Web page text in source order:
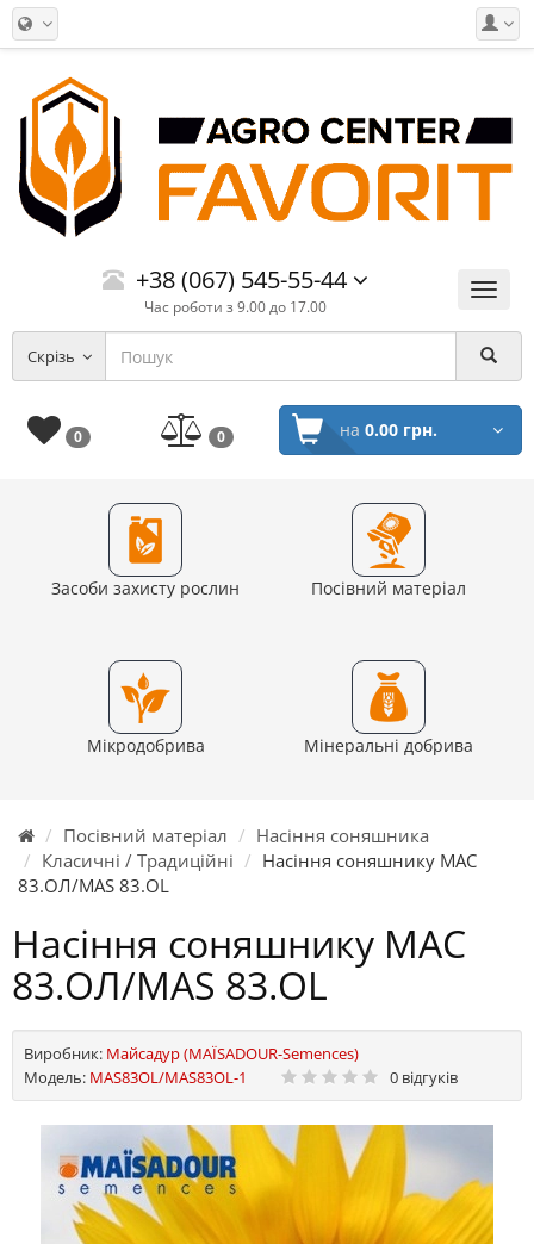
Меню
+38 (067) 545-55-44
Час роботи з 9.00 до 17.00
Скрізь
0 0 на 0.00 грн.
Засоби захисту рослин Посівний матеріал
Мікродобрива Мінеральні добрива
Посівний матеріал
Насіння соняшника
Класичні / Традиційні
Насіння соняшнику МАС
83.ОЛ/MAS 83.OL
Насіння соняшнику МАС
83.ОЛ/MAS 83.OL
Виробник: Майсадур (MAЇSADOUR-Semences)
Модель: MAS83OL/MAS83OL-1 0 відгуків